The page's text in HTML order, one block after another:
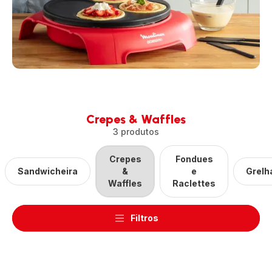
Crepes & Waffles
3 produtos
Sandwicheira
Crepes
&
Waffles
Fondues
e
Raclettes
Filtros